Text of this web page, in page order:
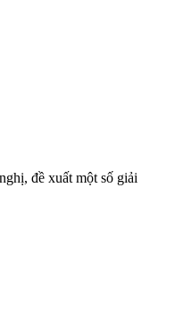
đề xuất một số giải